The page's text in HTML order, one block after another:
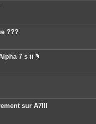
???
7 s ii
è
j
o
i
sur A7III